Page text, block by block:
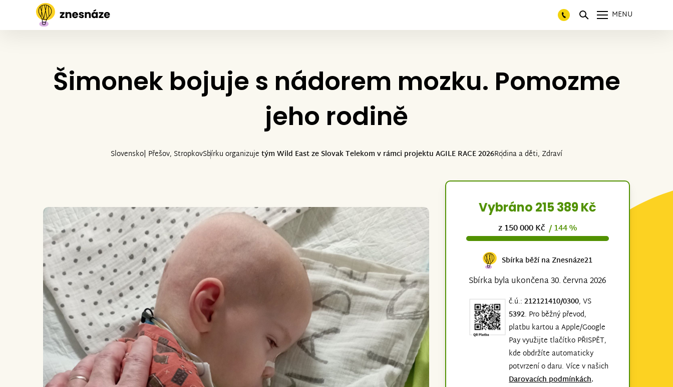
MENU
Šimonek bojuje s nádorem mozku. Pomozme
jeho rodině
Slovensko| Přešov, StropkovSbírku organizuje tým Wild East ze Slovak Telekom v rámci projektu AGILE RACE 2026Rodina a děti, Zdraví
Vybráno 215 389 Kč
z 150 000 Kč / 144 %
Sbírka běží na Znesnáze21
Sbírka byla ukončena 30. června 2026
č.ú.:212121410/0300, VS
5392. Pro běžný převod,
platbu kartou a Apple/Google
Pay využijte tlačítko PŘISPĚT,
kde obdržíte automaticky
potvrzení o daru. Více v našich
Darovacích podmínkách.